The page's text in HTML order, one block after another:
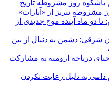
روز مشروطه تاریخ
مشروطه تبریز از «آپارات»
دو ماه آینده موج جدیدی از
شرقی: دشمن به دنبال از بین
دریاچه ارومیه به مشارکت
خام دامی به دلیل رعایت نکردن